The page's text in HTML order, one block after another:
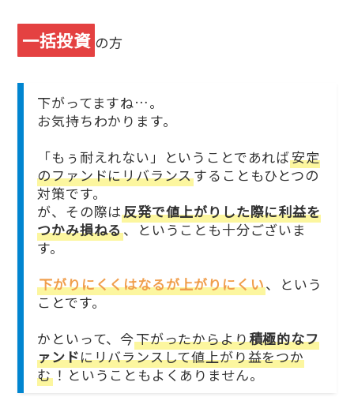
一括投資 の方
下がってますね…。
お気持ちわかります。
「もぅ耐えれない」ということであれば安定
のファンドにリバランスすることもひとつの
対策です。
が、その際は反発で値上がりした際に利益を
つかみ損ねる、ということも十分ございま
す。
下がりにくくはなるが上がりにくい、という
ことです。
かといって、今下がったからより積極的なフ
ァンドにリバランスして値上がり益をつか
む！ということもよくありません。